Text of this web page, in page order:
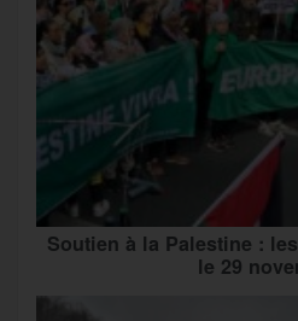
Soutien à la Palestine :
le 29